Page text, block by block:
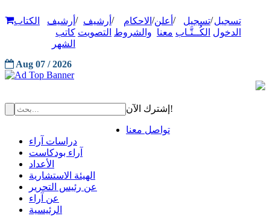
تسجيل
الدخول
/تسجيل
الكُــتَّـاب
/ أعلن
معنا
/ الاحكام
والشروط
/ أرشيف
التصويت
/ أرشيف
كاتب
الشهر
الكتاب
Aug 07 / 2026
إشترك الآن!
تواصل معنا
دراسات آراء
آراء بودكاست
الأعداد
الهيئة الاستشارية
عن رئيس التحرير
عن آراء
الرئيسية